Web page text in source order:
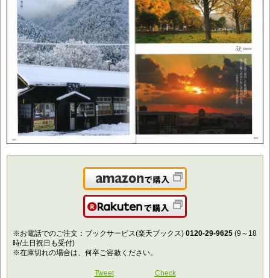
※お電話でのご注文：ブックサービス(楽天ブックス) 0120-29-9625 (9～18
時/土日祝日も受付)
※在庫切れの場合は、何卒ご容赦ください。
Tweet Check